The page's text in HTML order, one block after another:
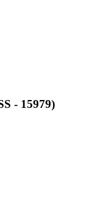
- 15979)